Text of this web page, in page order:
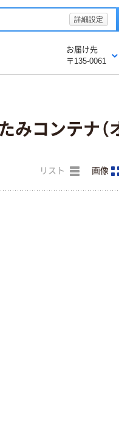
詳細設定
お届け先
〒135-0061
コンテナ（
リスト 画像